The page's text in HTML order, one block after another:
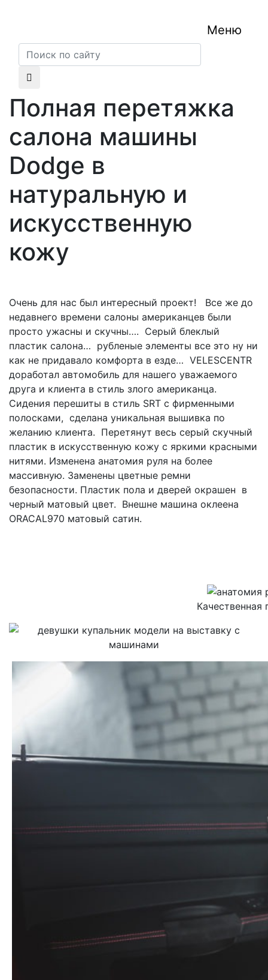
Меню
Полная перетяжка
салона машины
Dodge в
натуральную и
искусственную
кожу
Очень для нас был интересный проект! Все же до
недавнего времени салоны американцев были
просто ужасны и скучны…. Серый блеклый
пластик салона… рубленые элементы все это ну ни
как не придавало комфорта в езде… VELESCENTR
доработал автомобиль для нашего уважаемого
друга и клиента в стиль злого американца.
Сидения перешиты в стиль SRT с фирменными
полосками, сделана уникальная вышивка по
желанию клиента. Перетянут весь серый скучный
пластик в искусственную кожу с яркими красными
нитями. Изменена анатомия руля на более
массивную. Заменены цветные ремни
безопасности. Пластик пола и дверей окрашен в
черный матовый цвет. Внешне машина оклеена
ORACAL970 матовый сатин.